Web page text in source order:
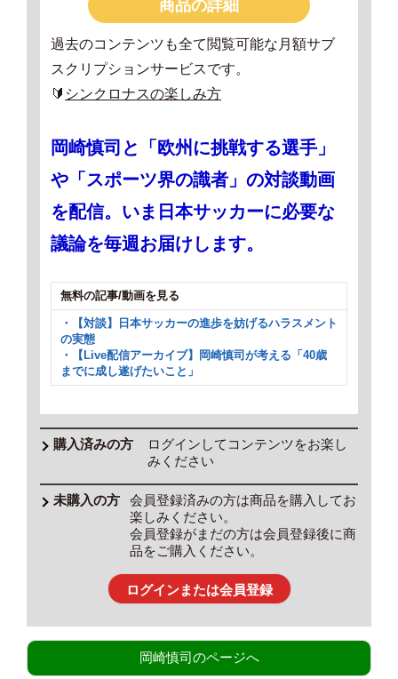
商品の詳細
過去のコンテンツも全て閲覧可能な月額サブ
スクリプションサービスです。
🔰 シンクロナスの楽しみ方
岡崎慎司と「欧州に挑戦する選手」
や「スポーツ界の識者」の対談動画
を配信。いま日本サッカーに必要な
議論を毎週お届けします。
無料の記事/動画を見る
・【対談】日本サッカーの進歩を妨げるハラスメント
の実態
・【Live配信アーカイブ】岡崎慎司が考える「40歳
までに成し遂げたいこと」
ログインしてコンテンツをお楽し
みください
会員登録済みの方は商品を購入してお
楽しみください。
会員登録がまだの方は会員登録後に商
品をご購入ください。
ログインまたは会員登録
岡崎慎司のページへ